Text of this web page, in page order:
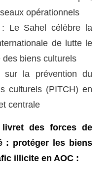
opérationnels
: Le Sahel célèbre la
de lutte le
biens culturels
sur la prévention du
culturels (PITCH) en
centrale
des forces de
: protéger les biens
illicite en AOC :